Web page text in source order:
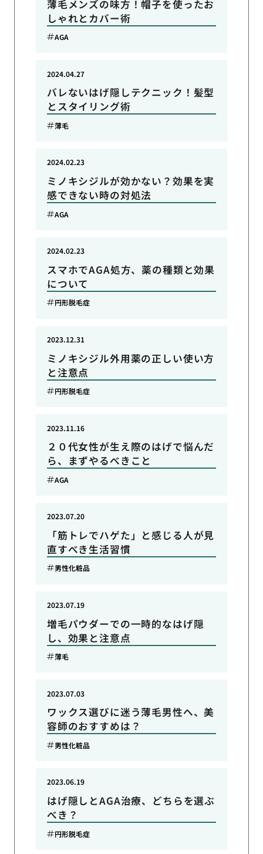
薄毛メンズの味方！帽子を使ったお
しゃれとカバー術
AGA
バレないはげ隠しテクニック！髪型
とスタイリング術
2024.04.27
薄毛
ミノキシジルが効かない？効果を実
感できない時の対処法
2024.02.23
AGA
スマホでAGA処方、薬の種類と効果
について
2024.02.23
円形脱毛症
ミノキシジル外用薬の正しい使い方
と注意点
2023.12.31
円形脱毛症
２０代女性が生え際のはげで悩んだ
ら、まずやるべきこと
2023.11.16
AGA
「筋トレでハゲた」と感じる人が見
直すべき生活習慣
2023.07.20
男性化粧品
増毛パウダーでの一時的なはげ隠
し、効果と注意点
2023.07.19
薄毛
ワックス選びに迷う薄毛男性へ、美
容師のおすすめは？
2023.07.03
男性化粧品
はげ隠しとAGA治療、どちらを選ぶ
べき？
2023.06.19
円形脱毛症